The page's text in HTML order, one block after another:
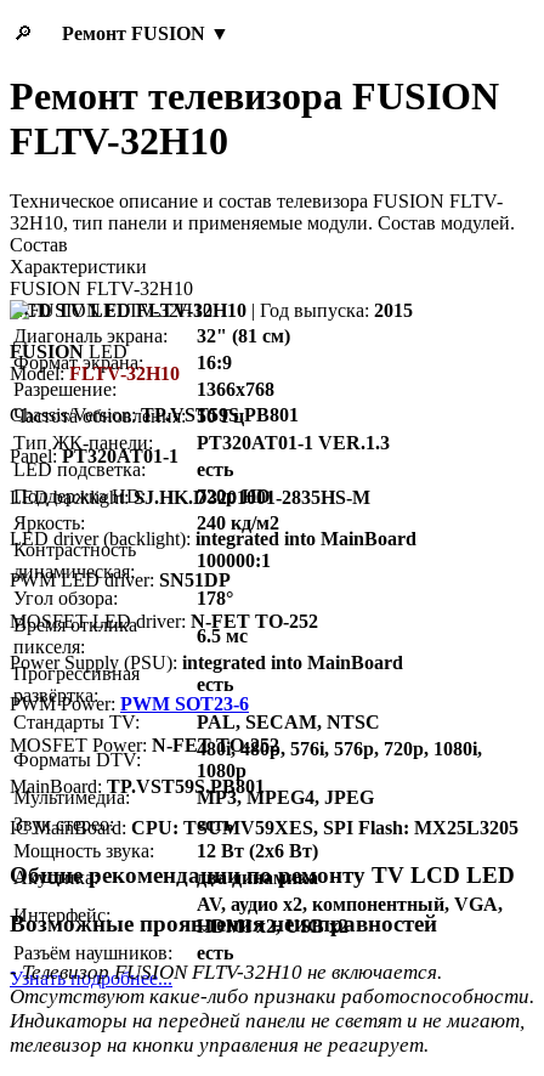
🔎 Ремонт FUSION ▼
Ремонт телевизора FUSION
FLTV-32H10
Техническое описание и состав телевизора FUSION FLTV-
32H10, тип панели и применяемые модули. Состав модулей.
Состав
Характеристики
FUSION FLTV-32H10
LCD TV LED FLTV-32H10 | Год выпуска: 2015
Диагональ экрана:
32" (81 см)
Формат экрана:
16:9
Разрешение:
1366x768
Частота обновления: 50 Гц
Тип ЖК-панели:
PT320AT01-1 VER.1.3
LED подсветка:
есть
Поддержка HD:
720p HD
Яркость:
240 кд/м2
Контрастность
динамическая:
100000:1
Угол обзора:
178°
Время отклика
пикселя:
6.5 мс
Прогрессивная
развёртка:
есть
Стандарты TV:
PAL, SECAM, NTSC
Форматы DTV:
480i, 480p, 576i, 576p, 720p, 1080i,
1080p
Мультимедиа:
MP3, MPEG4, JPEG
Звук стерео:
есть
Мощность звука:
12 Вт (2x6 Вт)
Акустика:
два динамика
Интерфейс:
AV, аудио x2, компонентный, VGA,
HDMI x2, USB x2
Разъём наушников:
есть
Узнать подробнее...
FUSION LED
Model:FLTV-32H10
Chassis/Version:TP.VST59S.PB801
Panel:PT320AT01-1
LED backlight:SJ.HK.D3201001-2835HS-M
LED driver (backlight): integrated into MainBoard
PWM LED driver: SN51DP
MOSFET LED driver: N-FET TO-252
Power Supply (PSU): integrated into MainBoard
PWM Power: PWM SOT23-6
MOSFET Power: N-FET TO-252
MainBoard: TP.VST59S.PB801
IC MainBoard: CPU: TSUMV59XES, SPI Flash: MX25L3205
Общие рекомендации по ремонту TV LCD LED
Возможные проявления неисправностей
- Телевизор FUSION FLTV-32H10 не включается.
Отсутствуют какие-либо признаки работоспособности.
Индикаторы на передней панели не светят и не мигают,
телевизор на кнопки управления не реагирует.